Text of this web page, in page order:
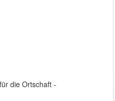
die Ortschaft -